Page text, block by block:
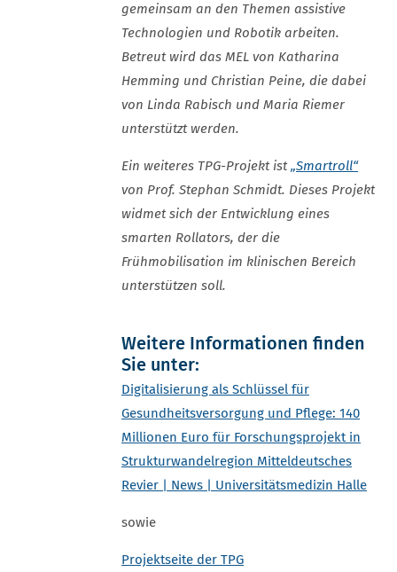
gemeinsam an den Themen assistive
Technologien und Robotik arbeiten.
Betreut wird das MEL von Katharina
Hemming und Christian Peine, die dabei
von Linda Rabisch und Maria Riemer
unterstützt werden.
Ein weiteres TPG-Projekt ist „Smartroll“
von Prof. Stephan Schmidt. Dieses Projekt
widmet sich der Entwicklung eines
smarten Rollators, der die
Frühmobilisation im klinischen Bereich
unterstützen soll.
Weitere Informationen finden
Sie unter:
Digitalisierung als Schlüssel für
Gesundheitsversorgung und Pflege: 140
Millionen Euro für Forschungsprojekt in
Strukturwandelregion Mitteldeutsches
Revier | News | Universitätsmedizin Halle
sowie
Projektseite der TPG